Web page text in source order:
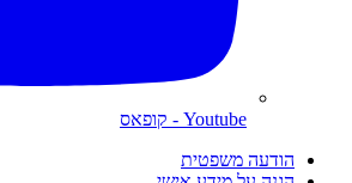
Youtube - קופאס
הודעה משפטית